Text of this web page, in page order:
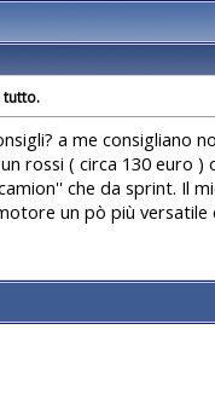
tutto.
a me consigliano
rossi ( circa 130 euro
che da sprint. Il
un pò più versatile